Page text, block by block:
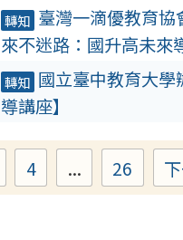
轉知 臺灣一滴優教育
來不迷路：國升高未來
轉知 國立臺中教育大
導講座】
Page Page
4 ... Page
26